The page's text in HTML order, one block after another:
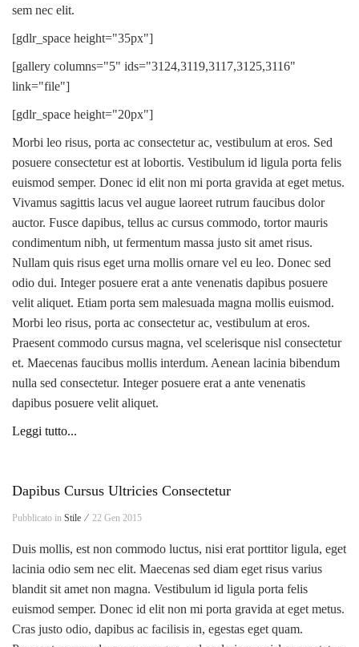
sem nec elit.
[gdlr_space height="35px"]
[gallery columns="5" ids="3124,3119,3117,3125,3116"
link="file"]
[gdlr_space height="20px"]
Morbi leo risus, porta ac consectetur ac, vestibulum at eros. Sed
posuere consectetur est at lobortis. Vestibulum id ligula porta felis
euismod semper. Donec id elit non mi porta gravida at eget metus.
Vivamus sagittis lacus vel augue laoreet rutrum faucibus dolor
auctor. Fusce dapibus, tellus ac cursus commodo, tortor mauris
condimentum nibh, ut fermentum massa justo sit amet risus.
Nullam quis risus eget urna mollis ornare vel eu leo. Donec sed
odio dui. Integer posuere erat a ante venenatis dapibus posuere
velit aliquet. Etiam porta sem malesuada magna mollis euismod.
Morbi leo risus, porta ac consectetur ac, vestibulum at eros.
Praesent commodo cursus magna, vel scelerisque nisl consectetur
et. Maecenas faucibus mollis interdum. Aenean lacinia bibendum
nulla sed consectetur. Integer posuere erat a ante venenatis
dapibus posuere velit aliquet.
Leggi tutto...
Dapibus Cursus Ultricies Consectetur
Pubblicato in Stile ⁄ 22 Gen 2015
Duis mollis, est non commodo luctus, nisi erat porttitor ligula, eget
lacinia odio sem nec elit. Maecenas sed diam eget risus varius
blandit sit amet non magna. Vestibulum id ligula porta felis
euismod semper. Donec id elit non mi porta gravida at eget metus.
Cras justo odio, dapibus ac facilisis in, egestas eget quam.